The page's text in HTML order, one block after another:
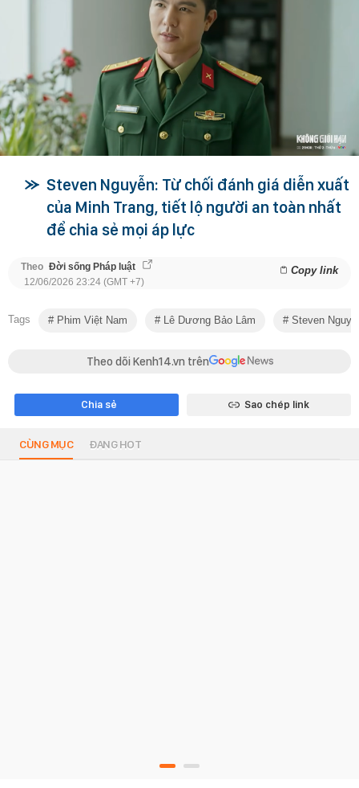
Steven Nguyễn: Từ chối đánh giá diễn xuất
của Minh Trang, tiết lộ người an toàn nhất
để chia sẻ mọi áp lực
Theo Đời sống Pháp luật Copy link
12/06/2026 23:24 (GMT +7)
Tags Phim Việt Nam Lê Dương Bảo Lâm Steven
Theo dõi Kenh14.vn trên
Chia sẻ Sao chép link
CÙNG MỤC ĐANG HOT